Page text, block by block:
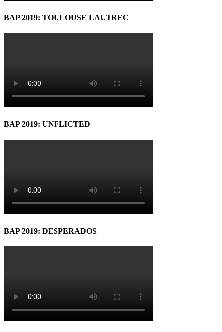
BAP 2019: TOULOUSE LAUTREC
BAP 2019: UNFLICTED
BAP 2019: DESPERADOS